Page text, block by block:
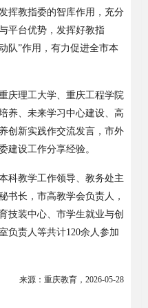
挥教指委的智库作用，充分
平台优势，发挥好教指
队”作用，有力促进全市本
庆理工大学、重庆工程学院
养、未来学习中心建设、高
创新实践作交流发言，市外
建设工作分享经验。
科教学工作领导、教务处主
书长，市高教学会负责人，
技装中心、市学生就业与创
负责人等共计120余人参加
来源： 重庆教育 ， 2026-05-28